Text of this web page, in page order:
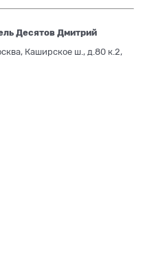
Десятов Дмитрий
Каширское ш., д.80 к.2,